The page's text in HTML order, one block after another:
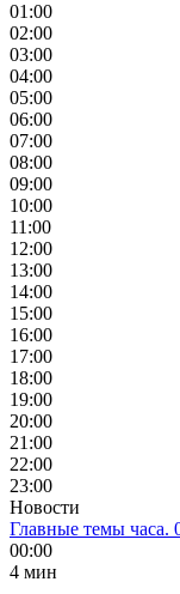
01:00
02:00
03:00
04:00
05:00
06:00
07:00
08:00
09:00
10:00
11:00
12:00
13:00
14:00
15:00
16:00
17:00
18:00
19:00
20:00
21:00
22:00
23:00
Новости
Главные темы часа.
00:00
4 мин